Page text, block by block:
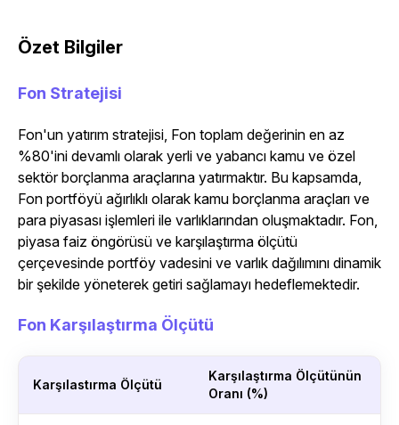
Özet Bilgiler
Fon Stratejisi
Fon'un yatırım stratejisi, Fon toplam değerinin en az
%80'ini devamlı olarak yerli ve yabancı kamu ve özel
sektör borçlanma araçlarına yatırmaktır. Bu kapsamda,
Fon portföyü ağırlıklı olarak kamu borçlanma araçları ve
para piyasası işlemleri ile varlıklarından oluşmaktadır. Fon,
piyasa faiz öngörüsü ve karşılaştırma ölçütü
çerçevesinde portföy vadesini ve varlık dağılımını dinamik
bir şekilde yöneterek getiri sağlamayı hedeflemektedir.
Fon Karşılaştırma Ölçütü
Karşılastırma Ölçütü
Karşılaştırma Ölçütünün
Oranı (%)